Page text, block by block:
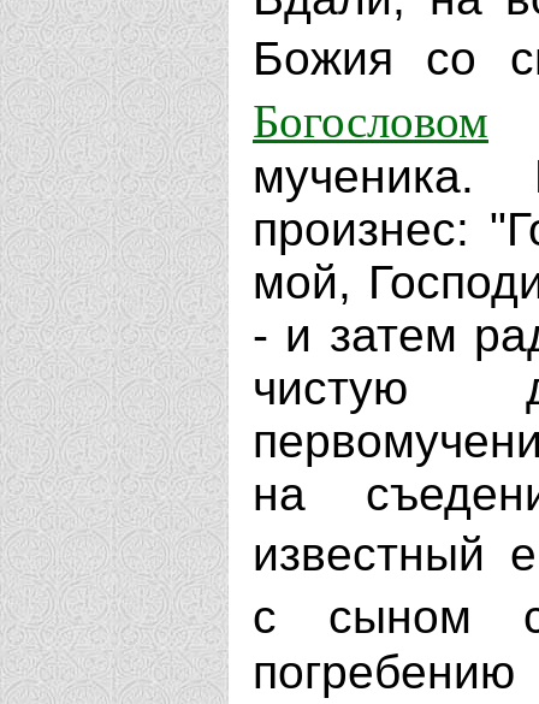
Божия со
Богословом
произнес:
мой,
- и затем
чистую
на
известный
с сыном